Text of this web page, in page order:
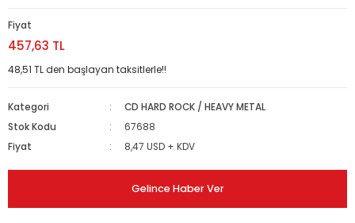
Fiyat
457,63 TL
48,51 TL den başlayan taksitlerle!!
Kategori
CD HARD ROCK / HEAVY METAL
Stok Kodu
67688
Fiyat
8,47 USD + KDV
Gelince Haber Ver